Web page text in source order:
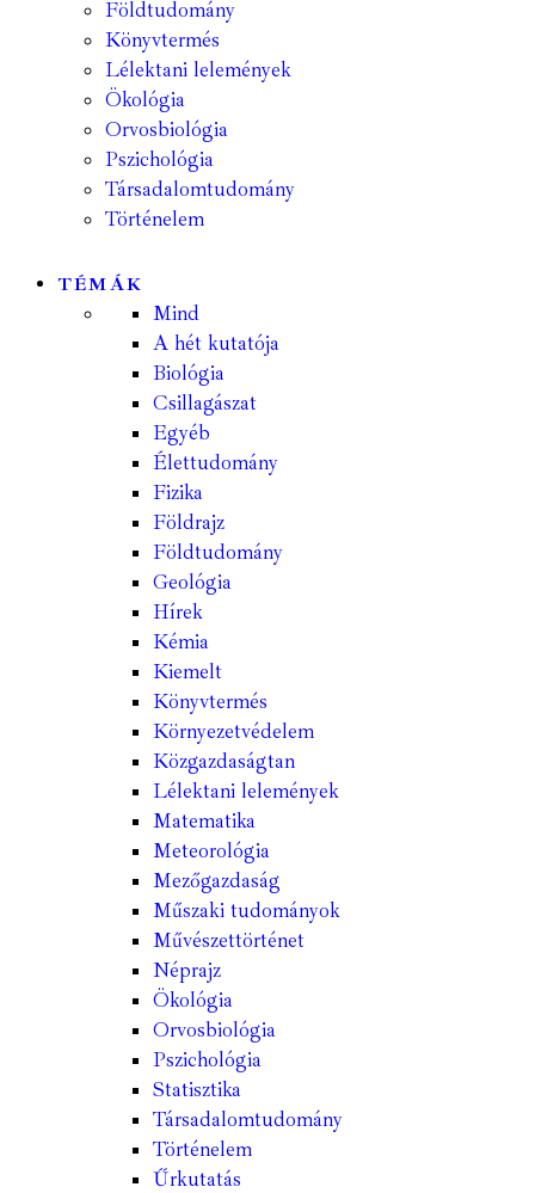
Földtudomány
Könyvtermés
Lélektani lelemények
Ökológia
Orvosbiológia
Pszichológia
Társadalomtudomány
Történelem
TÉMÁK
Mind
A hét kutatója
Biológia
Csillagászat
Egyéb
Élettudomány
Fizika
Földrajz
Földtudomány
Geológia
Hírek
Kémia
Kiemelt
Könyvtermés
Környezetvédelem
Közgazdaságtan
Lélektani lelemények
Matematika
Meteorológia
Mezőgazdaság
Műszaki tudományok
Művészettörténet
Néprajz
Ökológia
Orvosbiológia
Pszichológia
Statisztika
Társadalomtudomány
Történelem
Űrkutatás